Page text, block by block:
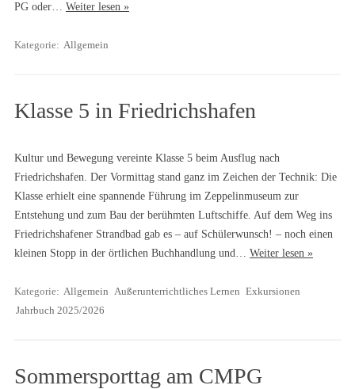
PG oder… Weiter lesen »
Kategorie: Allgemein
Klasse 5 in Friedrichshafen
Kultur und Bewegung vereinte Klasse 5 beim Ausflug nach
Friedrichshafen. Der Vormittag stand ganz im Zeichen der Technik: Die
Klasse erhielt eine spannende Führung im Zeppelinmuseum zur
Entstehung und zum Bau der berühmten Luftschiffe. Auf dem Weg ins
Friedrichshafener Strandbad gab es – auf Schülerwunsch! – noch einen
kleinen Stopp in der örtlichen Buchhandlung und… Weiter lesen »
Kategorie: Allgemein Außerunterrichtliches Lernen Exkursionen
Jahrbuch 2025/2026
Sommersporttag am CMPG